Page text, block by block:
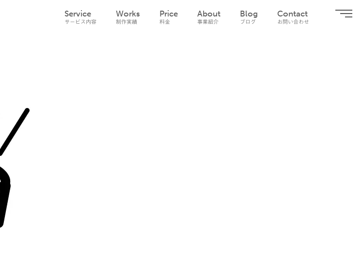
Service
サービス内容
Works
制作実績
Price
料金
About
事業紹介
Blog
ブログ
Contact
お問い合わせ